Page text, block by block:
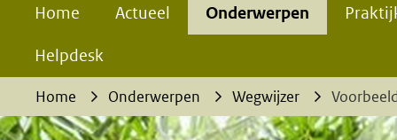
deze
website
worden
toegestaan
of
Home Actueel Onderwerpen
Helpdesk
Home Onderwerpen Wegwijzer